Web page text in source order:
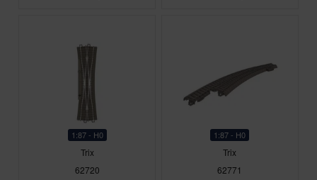
1:87 - H0
Trix
62720
1:87 - H0
Trix
62771